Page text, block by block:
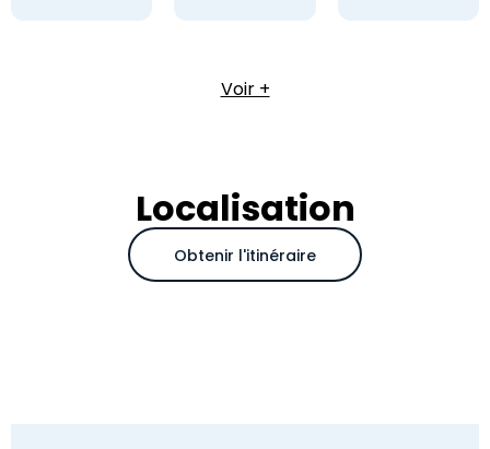
Voir +
Localisation
Obtenir l'itinéraire